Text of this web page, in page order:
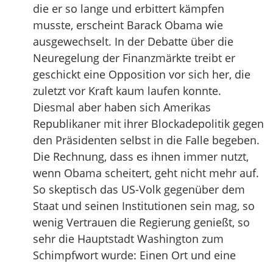
die er so lange und erbittert kämpfen
musste, erscheint Barack Obama wie
ausgewechselt. In der Debatte über die
Neuregelung der Finanzmärkte treibt er
geschickt eine Opposition vor sich her, die
zuletzt vor Kraft kaum laufen konnte.
Diesmal aber haben sich Amerikas
Republikaner mit ihrer Blockadepolitik gegen
den Präsidenten selbst in die Falle begeben.
Die Rechnung, dass es ihnen immer nutzt,
wenn Obama scheitert, geht nicht mehr auf.
So skeptisch das US-Volk gegenüber dem
Staat und seinen Institutionen sein mag, so
wenig Vertrauen die Regierung genießt, so
sehr die Hauptstadt Washington zum
Schimpfwort wurde: Einen Ort und eine